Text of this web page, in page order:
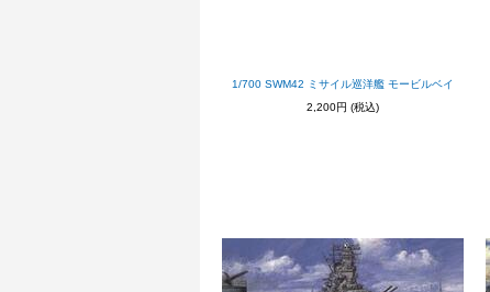
1/700 SWM42 ミサイル巡洋艦 モービルベイ
2,200円 (税込)